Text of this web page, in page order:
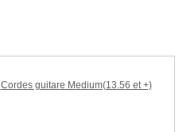
Cordes guitare Medium(13.56 et +)